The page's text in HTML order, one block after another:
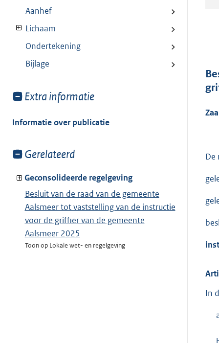
van:
Aanhef
Lichaam
Ondertekening
Bijlage
Toon
van:
Extra informatie
Informatie over publicatie
Toon
van:
Gerelateerd
Geconsolideerde regelgeving
Besluit van de raad van de gemeente
Aalsmeer tot vaststelling van de instructie
voor de griffier van de gemeente
Aalsmeer 2025
Toon op Lokale wet- en regelgeving
De
In